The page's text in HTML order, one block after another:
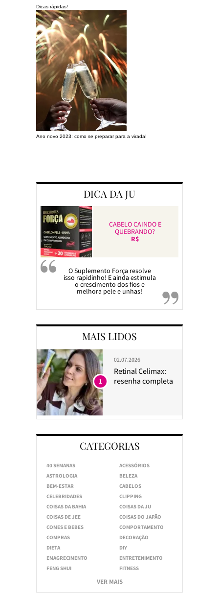
Dicas rápidas!
Ano novo 2023: como se preparar para a virada!
DICA DA JU
CABELO CAINDO E
QUEBRANDO?
R$
O Suplemento Força resolve
isso rapidinho! E ainda estimula
o crescimento dos fios e
melhora pele e unhas!
MAIS LIDOS
02.07.2026
Retinal Celimax:
resenha completa
1
CATEGORIAS
40 SEMANAS
ACESSÓRIOS
ASTROLOGIA
BELEZA
BEM-ESTAR
CABELOS
CELEBRIDADES
CLIPPING
COISAS DA BAHIA
COISAS DA JU
COISAS DE JEE
COISAS DO JAPÃO
COMES E BEBES
COMPORTAMENTO
COMPRAS
DECORAÇÃO
DIETA
DIY
EMAGRECIMENTO
ENTRETENIMENTO
FENG SHUI
FITNESS
VER MAIS